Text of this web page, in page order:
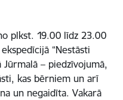
plkst. 19.00 līdz 23.00
“Nestāsti
Jūrmalā – piedzīvojumā,
kas bērniem un arī
un negaidīta. Vakarā